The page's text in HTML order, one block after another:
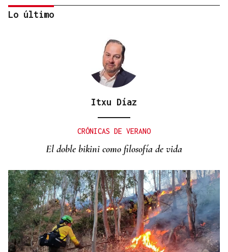
El Congreso debatirá si España debe replantearse
humanitaria de Ceuta
Lo último
Itxu Díaz
CRÓNICAS DE VERANO
El doble bikini como filosofía de vida